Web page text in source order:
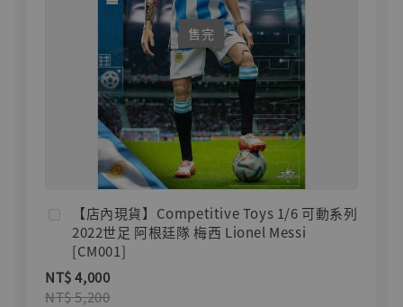
售完
【店內現貨】Competitive Toys 1/6 可動系列
2022世足 阿根廷隊 梅西 Lionel Messi
[CM001]
NT$ 4,000
NT$ 5,200